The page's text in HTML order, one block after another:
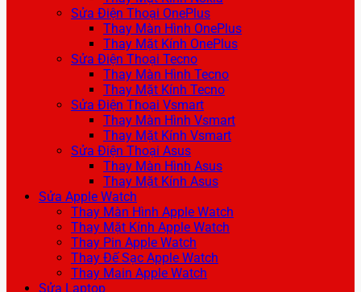
Sửa Điện Thoại OnePlus
Thay Màn Hình OnePlus
Thay Mặt Kính OnePlus
Sửa Điện Thoại Tecno
Thay Màn Hình Tecno
Thay Mặt Kính Tecno
Sửa Điện Thoại Vsmart
Thay Màn Hình Vsmart
Thay Mặt Kính Vsmart
Sửa Điện Thoại Asus
Thay Màn Hình Asus
Thay Mặt Kính Asus
Sửa Apple Watch
Thay Màn Hình Apple Watch
Thay Mặt Kính Apple Watch
Thay Pin Apple Watch
Thay Đế Sạc Apple Watch
Thay Main Apple Watch
Sửa Laptop